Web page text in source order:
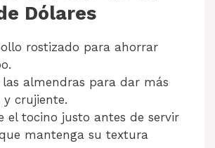
Dólares
rostizado para ahorrar
las almendras para dar más
y crujiente.
el tocino justo antes de servir
mantenga su textura